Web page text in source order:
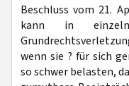
Beschluss vom 21.
kann in
wenn sie ? für sich
so schwer belasten,